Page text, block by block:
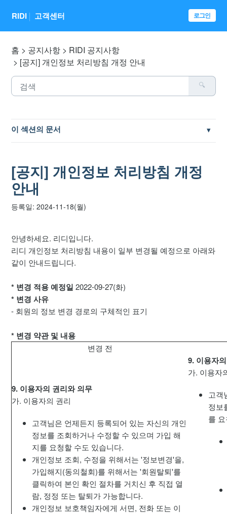
RIDI 고객센터 로그인
홈 공지사항
RIDI 공지사항
[공지] 개인정보 처리방침 개정 안내
이 섹션의 문서
[공지] 리디 성인인증을 위한 본인인증 명의 사용 제한
[공지] 페이퍼 1세대 펌웨어 1.7 미만 버전 서비스 지원 종료
안내
[안내] 2024년 10월 네이버페이 N포인트 랜덤 지급 이벤트 당
첨자 안내
[공지] 작품 다운로드 오류 해결 안내
[공지] 작품 구매 포인트 적립 변경 안내
[공지] 페이퍼 프로 내부 저장소 용량 표시 관련 안내
더보기
[공지] 개인정보 처리방침 개정
안내
등록일: 2024-11-18(월)
안녕하세요. 리디입니다.
리디 개인정보 처리방침 내용이 일부 변경될 예정으로 아래와
같이 안내드립니다.
* 변경 적용 예정일 2022-09-27(화)
* 변경 사유
- 회원의 정보 변경 경로의 구체적인 표기
* 변경 약관 및 내용
변경 전
9. 이용자의 권리와 의무
가. 이용자의 권리
고객님은 언제든지 등록되어 있는 자신의 개인
정보를 조회하거나 수정할 수 있으며 가입 해
지를 요청할 수도 있습니다.
개인정보 조회, 수정을 위해서는 '정보변경'을,
가입해지(동의철회)를 위해서는 '회원탈퇴'를
클릭하여 본인 확인 절차를 거치신 후 직접 열
람, 정정 또는 탈퇴가 가능합니다.
개인정보 보호책임자에게 서면, 전화 또는 이
9. 이용자
가. 이용자
고객
정보
를